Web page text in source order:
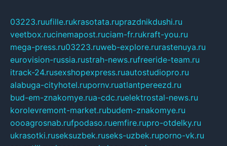
03223.ruufille.rukrasotata.ruprazdnikdushi.ru
veetbox.rucinemapost.ruciam-fr.rukraft-you.ru
mega-press.ru03223.ruweb-explore.rurastenuya.ru
eurovision-russia.rustrah-news.rufreeride-team.ru
itrack-24.rusexshopexpress.ruautostudiopro.ru
alabuga-cityhotel.rupornv.ruatlantpereezd.ru
bud-em-znakomye.rua-cdc.ruelektrostal-news.ru
korolevremont-market.rubudem-znakomye.ru
oooagrosnab.rufpodaso.ruemfire.rupro-otdelky.ru
ukrasotki.ruseksuzbek.ruseks-uzbek.ruporno-vk.ru